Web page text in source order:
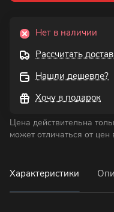
Нет в наличии
Рассчитать
Нашли дешевле?
Хочу в подарок
Цена действительна
может отличаться от
Характеристики